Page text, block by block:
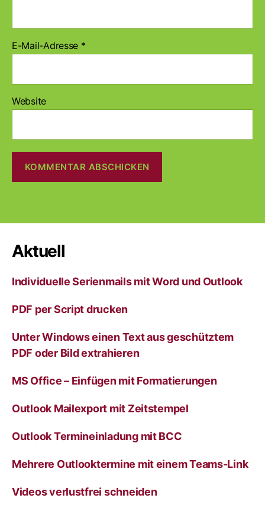
E-Mail-Adresse *
Website
t
r
n
t
v
Aktuell
Individuelle Serienmails mit Word und Outlook
PDF per Script drucken
Unter Windows einen Text aus geschütztem
PDF oder Bild extrahieren
MS Office – Einfügen mit Formatierungen
Outlook Mailexport mit Zeitstempel
Outlook Termineinladung mit BCC
Mehrere Outlooktermine mit einem Teams-Link
Videos verlustfrei schneiden